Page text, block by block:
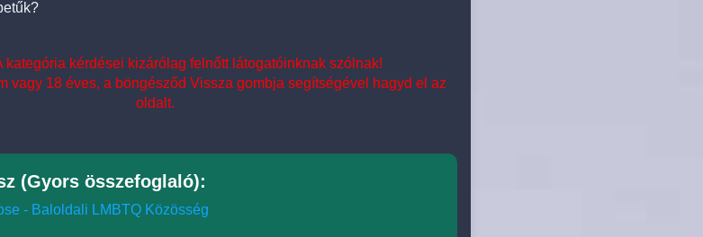
kategória kérdései kizárólag felnőtt látogatóinknak szólnak!
vagy 18 éves, a böngésződ Vissza gombja segítségével hagyd el az
oldalt.
(Gyors összefoglaló):
- Baloldali LMBTQ Közösség